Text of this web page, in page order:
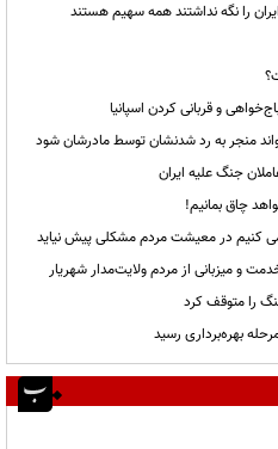
را نگه نداشتند همه سهیم هستند
و قربانی کردن اسپانیا
منجر به رد شدنشان توسط مادرشان شود
جنگ علیه ایران
چاق بمانیم!
می کنیم در معیشت مردم مشکلی پیش نیاید
را متوقف کرد